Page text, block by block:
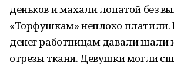
деньков и махали лопатой без
«Торфушкам» неплохо платили.
денег работницам давали шали
отрезы ткани. Девушки могли